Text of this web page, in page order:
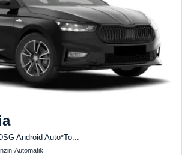
Android Auto*To...
·Automatik